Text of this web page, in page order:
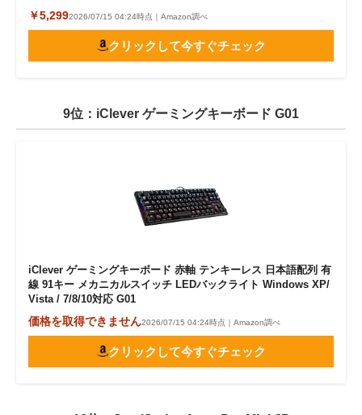
￥5,2992026/07/15 04:24時点｜Amazon調べ
クリックして今すぐチェック
9位：iClever ゲーミングキーボード G01
iClever ゲーミングキーボード 赤軸 テンキーレス 日本語配列 有
線 91キー メカニカルスイッチ LEDバックライト Windows XP/
Vista / 7/8/10対応 G01
価格を取得できません2026/07/15 04:24時点｜Amazon調べ
クリックして今すぐチェック